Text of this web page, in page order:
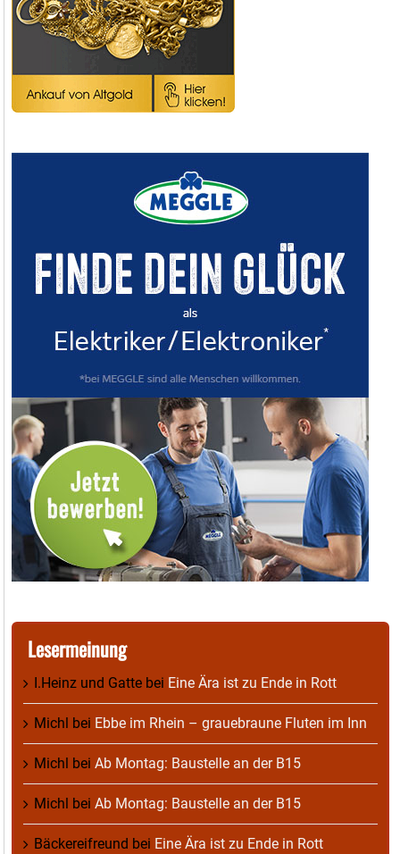
Lesermeinung
I.Heinz und Gatte bei Eine Ära ist zu Ende in Rott
Michl bei Ebbe im Rhein – grauebraune Fluten im Inn
Michl bei Ab Montag: Baustelle an der B15
Michl bei Ab Montag: Baustelle an der B15
Bäckereifreund bei Eine Ära ist zu Ende in Rott